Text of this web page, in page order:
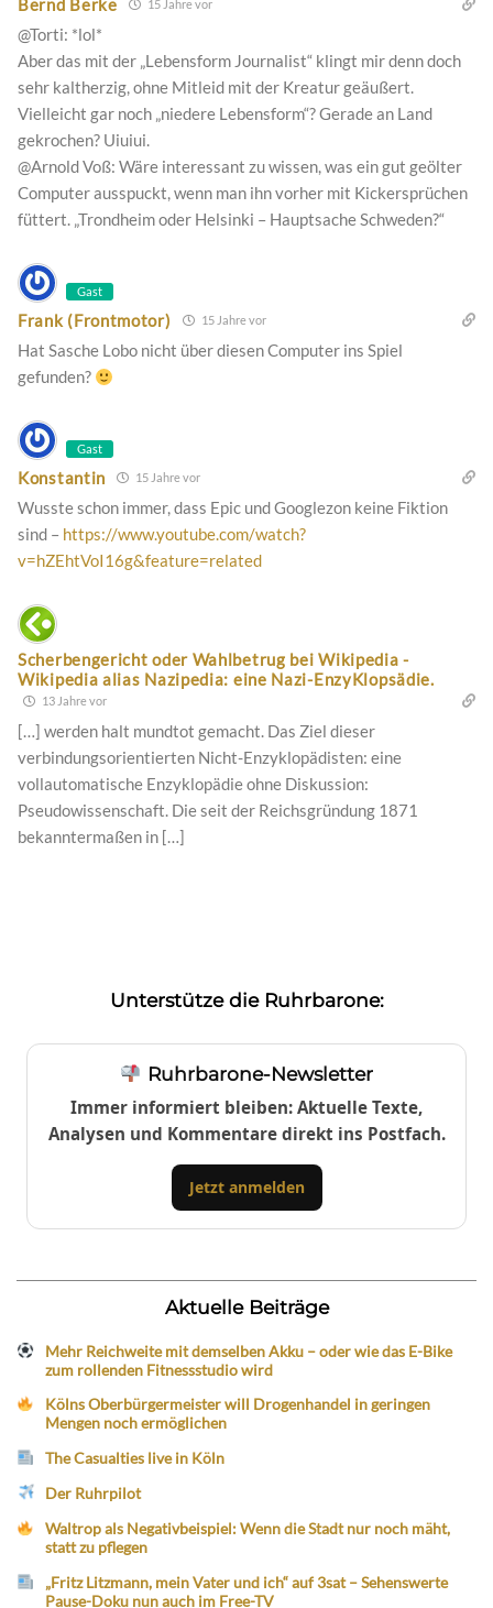
Bernd Berke 15 Jahre vor
@Torti: *lol*
Aber das mit der „Lebensform Journalist“ klingt mir denn doch
sehr kaltherzig, ohne Mitleid mit der Kreatur geäußert.
Vielleicht gar noch „niedere Lebensform“? Gerade an Land
gekrochen? Uiuiui.
@Arnold Voß: Wäre interessant zu wissen, was ein gut geölter
Computer ausspuckt, wenn man ihn vorher mit Kickersprüchen
füttert. „Trondheim oder Helsinki – Hauptsache Schweden?“
Gast
Frank (Frontmotor) 15 Jahre vor
Hat Sasche Lobo nicht über diesen Computer ins Spiel
gefunden?
Gast
Konstantin 15 Jahre vor
Wusste schon immer, dass Epic und Googlezon keine Fiktion
sind – https://www.youtube.com/watch?
v=hZEhtVoI16g&feature=related
Scherbengericht oder Wahlbetrug bei Wikipedia -
Wikipedia alias Nazipedia: eine Nazi-EnzyKlopsädie.
13 Jahre vor
[…] werden halt mundtot gemacht. Das Ziel dieser
verbindungsorientierten Nicht-Enzyklopädisten: eine
vollautomatische Enzyklopädie ohne Diskussion:
Pseudowissenschaft. Die seit der Reichsgründung 1871
bekanntermaßen in […]
Unterstütze die Ruhrbarone:
Ruhrbarone-Newsletter
Immer informiert bleiben: Aktuelle Texte,
Analysen und Kommentare direkt ins Postfach.
Jetzt anmelden
Aktuelle Beiträge
Mehr Reichweite mit demselben Akku – oder wie das E-Bike
zum rollenden Fitnessstudio wird
Kölns Oberbürgermeister will Drogenhandel in geringen
Mengen noch ermöglichen
The Casualties live in Köln
Der Ruhrpilot
Waltrop als Negativbeispiel: Wenn die Stadt nur noch mäht,
statt zu pflegen
„Fritz Litzmann, mein Vater und ich“ auf 3sat – Sehenswerte
Pause-Doku nun auch im Free-TV